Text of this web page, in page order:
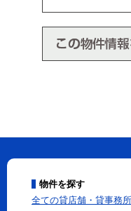
物件を探す
全ての貸店舗・貸事務